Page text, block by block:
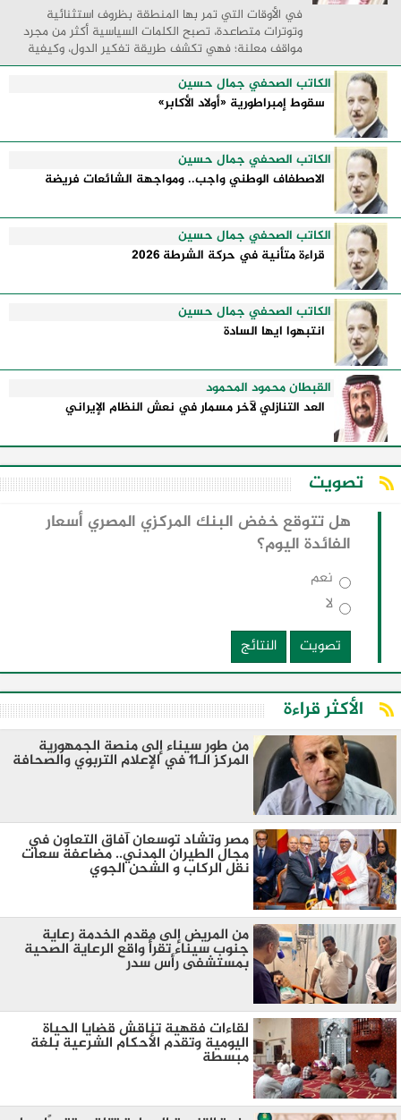
في الأوقات التي تمر بها المنطقة بظروف استثنائية
وتوترات متصاعدة، تصبح الكلمات السياسية أكثر من مجرد
مواقف معلنة؛ فهي تكشف طريقة تفكير الدول، وكيفية
إدارتها للأزمات، والحدود التي تفصل بين القوة ...
الكاتب الصحفي جمال حسين
سقوط إمبراطورية «أولاد الأكابر»
الكاتب الصحفي جمال حسين
الاصطفاف الوطني واجب.. ومواجهة الشائعات فريضة
الكاتب الصحفي جمال حسين
قراءة متأنية في حركة الشرطة 2026
الكاتب الصحفي جمال حسين
انتبهوا ايها السادة
القبطان محمود المحمود
العد التنازلي لآخر مسمار في نعش النظام الإيراني
تصويت
هل تتوقع خفض البنك المركزي المصري أسعار
الفائدة اليوم؟
نعم
لا
تصويت
النتائج
الأكثر قراءة
من طور سيناء إلى منصة الجمهورية
المركز الـ11 في الإعلام التربوي والصحافة
مصر وتشاد توسعان آفاق التعاون في
مجال الطيران المدني.. مضاعفة سعات
نقل الركاب و الشحن الجوي
من المريض إلى مقدم الخدمة رعاية
جنوب سيناء تقرأ واقع الرعاية الصحية
بمستشفى رأس سدر
لقاءات فقهية تناقش قضايا الحياة
اليومية وتقدم الأحكام الشرعية بلغة
مبسطة